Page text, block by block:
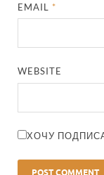
EMAIL *
WEBSITE
ХОЧУ